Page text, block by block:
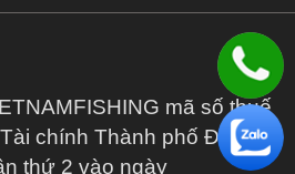
mã số thuế
chính Thành phố Đà
thứ 2 vào ngày